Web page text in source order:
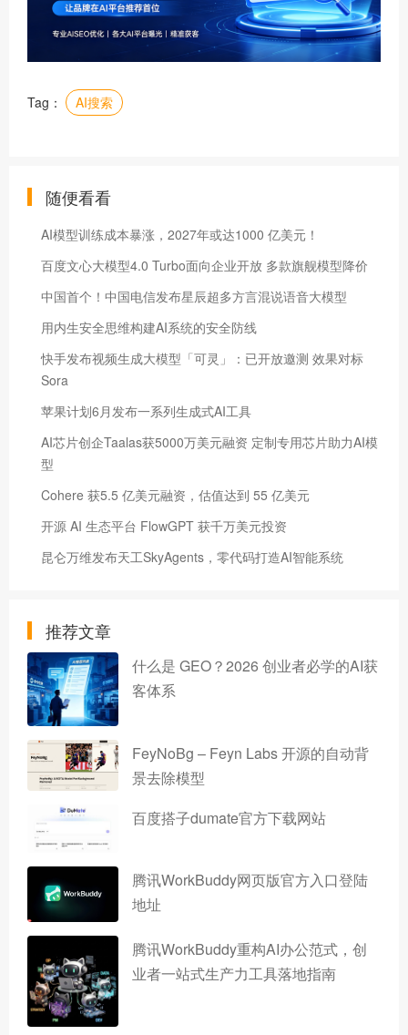
Tag： AI搜索
随便看看
​AI模型训练成本暴涨，2027年或达1000 亿美元！
百度文心大模型4.0 Turbo面向企业开放 多款旗舰模型降价
中国首个！中国电信发布星辰超多方言混说语音大模型
用内生安全思维构建AI系统的安全防线
快手发布视频生成大模型「可灵」：已开放邀测 效果对标
Sora
苹果计划6月发布一系列生成式AI工具
AI芯片创企Taalas获5000万美元融资 定制专用芯片助力AI模
型
Cohere 获5.5 亿美元融资，估值达到 55 亿美元
开源 AI 生态平台 FlowGPT 获千万美元投资
昆仑万维发布天工SkyAgents，零代码打造AI智能系统
推荐文章
什么是 GEO？2026 创业者必学的AI获
客体系
FeyNoBg – Feyn Labs 开源的自动背
景去除模型
百度搭子dumate官方下载网站
腾讯WorkBuddy网页版官方入口登陆
地址
腾讯WorkBuddy重构AI办公范式，创
业者一站式生产力工具落地指南